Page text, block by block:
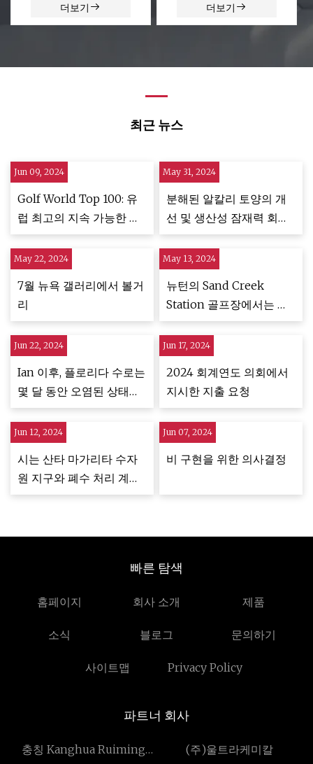
더보기 더보기
최근 뉴스
Jun 09, 2024
Golf World Top 100: 유
럽 최고의 지속 가능한 골
프 코스
May 31, 2024
분해된 알칼리 토양의 개
선 및 생산성 잠재력 회복
을 위해 미생물이 풍부한
도시 고형 폐기물 퇴비를
통해 미네랄 석고 사용을
합리화합니다.
May 22, 2024
7월 뉴욕 갤러리에서 볼거
리
May 13, 2024
뉴턴의 Sand Creek
Station 골프장에서는 물
을 절약하기 위해 재활용
하고 있습니다.
Jun 22, 2024
Ian 이후, 플로리다 수로는
몇 달 동안 오염된 상태로
남아 있을 수 있습니다.
Jun 17, 2024
2024 회계연도 의회에서
지시한 지출 요청
Jun 12, 2024
시는 산타 마가리타 수자
원 지구와 폐수 처리 계약
을 체결합니다
Jun 07, 2024
비 구현을 위한 의사결정
빠른 탐색
홈페이지 회사 소개 제품
소식 블로그 문의하기
사이트맵 Privacy Policy
파트너 회사
충칭 Kanghua Ruiming
(주)울트라케미칼